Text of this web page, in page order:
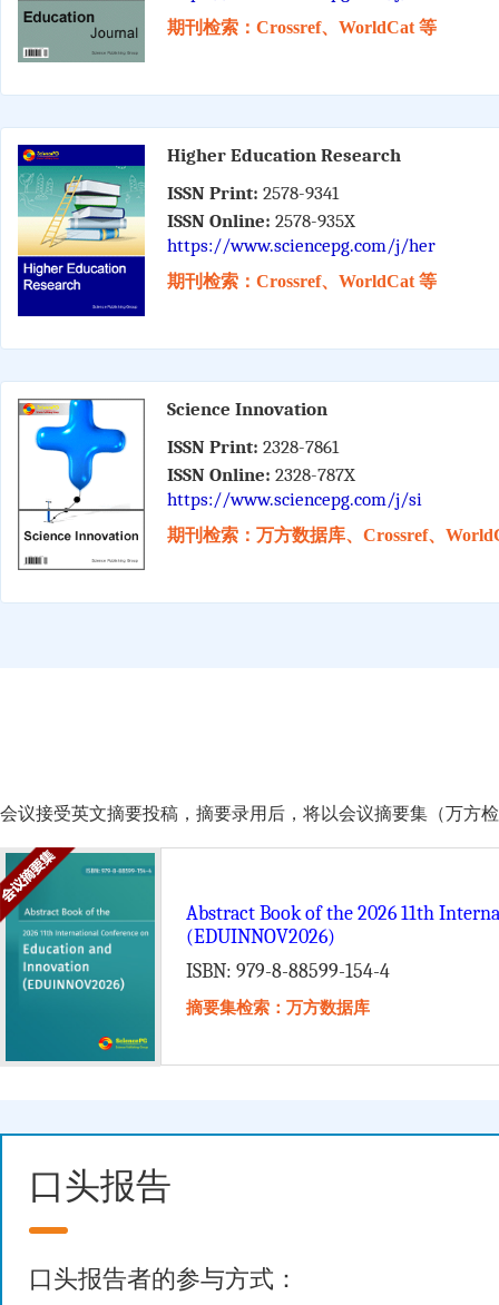
期刊检索：Crossref、WorldCat 等
Higher Education Research
ISSN Print: 2578-9341
ISSN Online: 2578-935X
https://www.sciencepg.com/j/her
期刊检索：Crossref、WorldCat 等
Science Innovation
ISSN Print: 2328-7861
ISSN Online: 2328-787X
https://www.sciencepg.com/j/si
期刊检索：万方数据库、Crossref、
会议接受英文摘要投稿，摘要录用后，将以会议摘要集（万方检
Abstract Book of the 2026 11th
(EDUINNOV2026)
ISBN: 979-8-88599-154-4
摘要集检索：万方数据库
口头报告
口头报告者的参与方式：